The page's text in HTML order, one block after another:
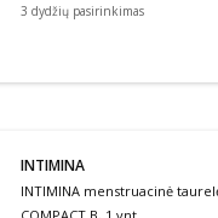
3 dydžių pasirinkimas
INTIMINA
INTIMINA menstruacinė taurelė LILY